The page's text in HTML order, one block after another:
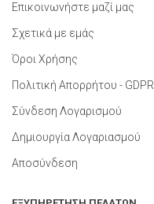
Επικοινωνήστε μαζί μας
Σχετικά με εμάς
Όροι Χρήσης
Πολιτική Απορρήτου - GDPR
Σύνδεση Λογαρισμού
Δημιουργία Λογαριασμού
Αποσύνδεση